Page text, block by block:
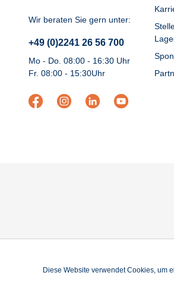
Wir beraten Sie gern unter:
+49 (0)2241 26 56 700
Mo - Do. 08:00 - 16:30 Uhr
Fr. 08:00 - 15:30Uhr
Diese Website verwendet Cookies, um